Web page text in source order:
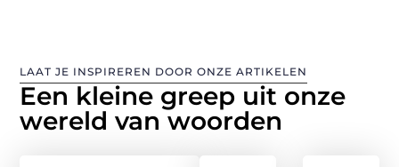
LAAT JE INSPIREREN DOOR ONZE ARTIKELEN
Een kleine greep uit onze
wereld van woorden